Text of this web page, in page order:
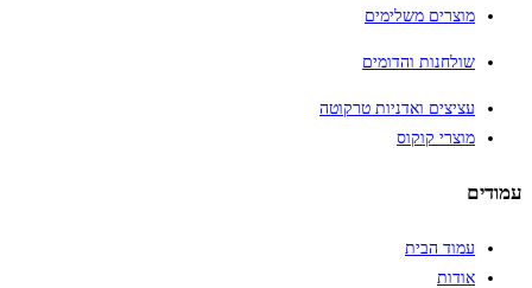
מוצרים משלימים
שולחנות והדומים
עציצים ואדניות טרקוטה
מוצרי קוקוס
עמודים
עמוד הבית
אודות